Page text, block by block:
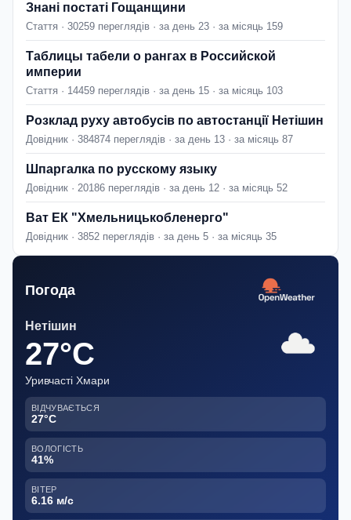
Знані постаті Гощанщини
Стаття · 30259 переглядів · за день 23 · за місяць 159
Таблицы табели о рангах в Российской
империи
Стаття · 14459 переглядів · за день 15 · за місяць 103
Розклад руху автобусів по автостанції Нетішин
Довідник · 384874 переглядів · за день 13 · за місяць 87
Шпаргалка по русскому языку
Довідник · 20186 переглядів · за день 12 · за місяць 52
Ват ЕК "Хмельницькобленерго"
Довідник · 3852 переглядів · за день 5 · за місяць 35
Погода
Нетішин
27°C
Уривчасті Хмари
ВІДЧУВАЄТЬСЯ
27°C
ВОЛОГІСТЬ
41%
ВІТЕР
6.16 м/с